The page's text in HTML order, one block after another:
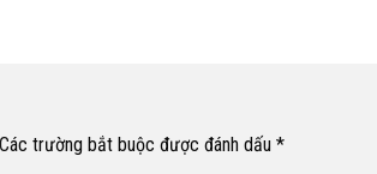
Các trường bắt buộc được đánh dấu *